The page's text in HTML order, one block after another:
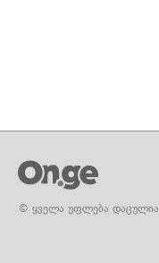
© ყველა უფლება დაცულია